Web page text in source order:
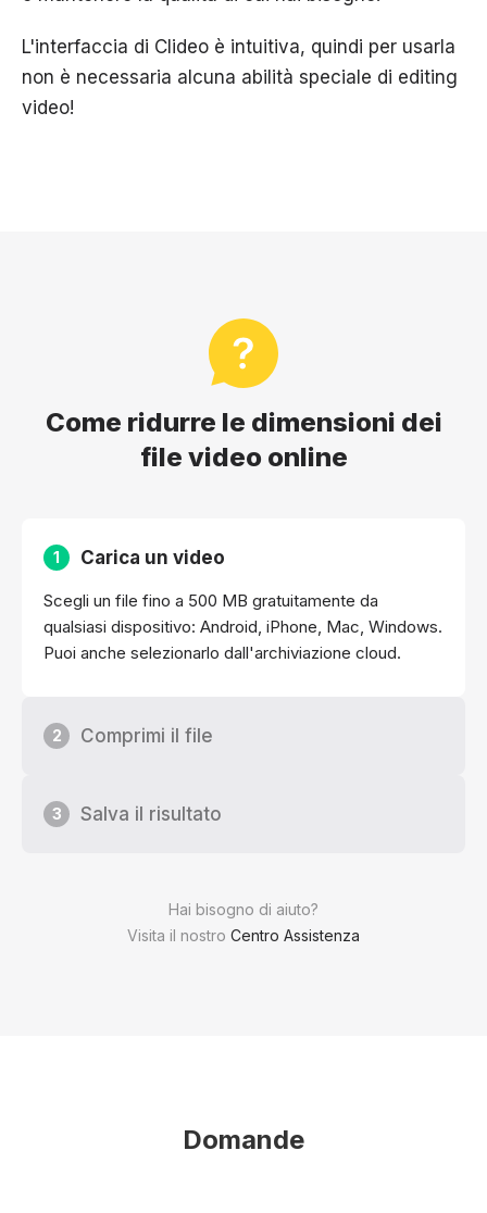
L'interfaccia di Clideo è intuitiva, quindi per usarla
non è necessaria alcuna abilità speciale di editing
video!
Come ridurre le dimensioni dei
file video online
Hai bisogno di aiuto?
Visita il nostro Centro Assistenza
1 Carica un video
Scegli un file fino a 500 MB gratuitamente da
qualsiasi dispositivo: Android, iPhone, Mac, Windows.
Puoi anche selezionarlo dall'archiviazione cloud.
2 Comprimi il file
3 Salva il risultato
Domande